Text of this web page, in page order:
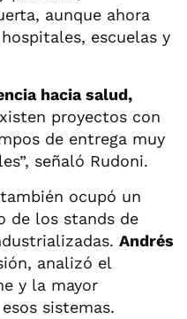
aunque ahora
escuelas y
hacia salud,
proyectos con
de entrega muy
señaló Rudoni.
ocupó un
de los stands de
Andrés
analizó el
y la mayor
sistemas.